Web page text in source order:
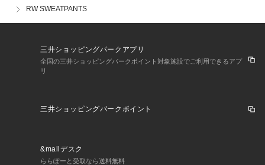
RW SWEATPANTS
三井ショッピングパークアプリ
全国の三井ショッピングパークポイント対象施設でご利用できるアプ
リ
三井ショッピングパークポイント
&mallデスク
ららぽーと受取なら送料無料